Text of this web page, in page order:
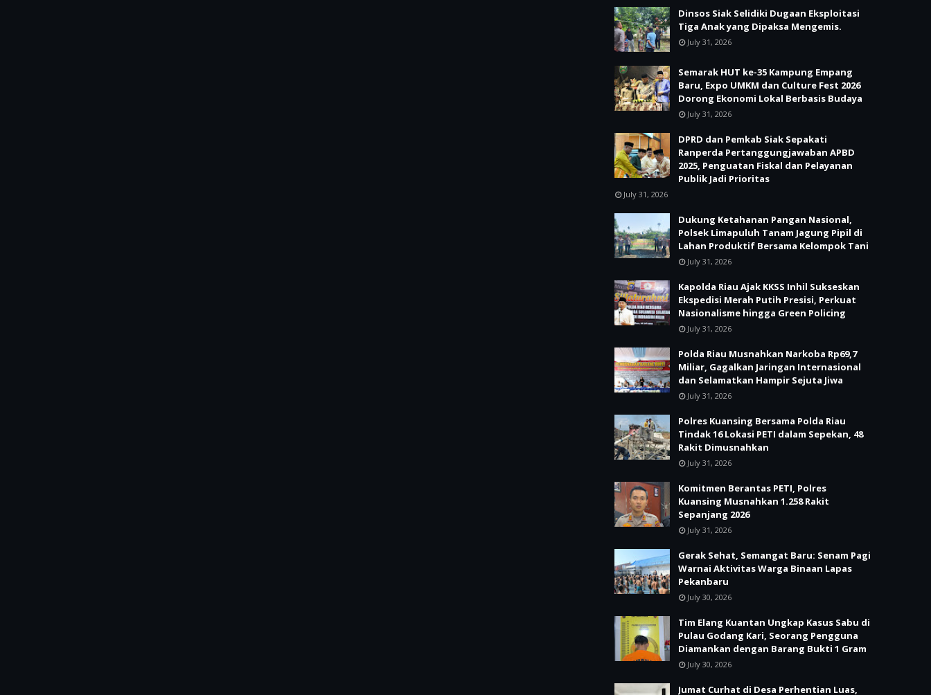
Dinsos Siak Selidiki Dugaan Eksploitasi
Tiga Anak yang Dipaksa Mengemis.
July 31, 2026
Semarak HUT ke-35 Kampung Empang
Baru, Expo UMKM dan Culture Fest 2026
Dorong Ekonomi Lokal Berbasis Budaya
July 31, 2026
DPRD dan Pemkab Siak Sepakati
Ranperda Pertanggungjawaban APBD
2025, Penguatan Fiskal dan Pelayanan
Publik Jadi Prioritas
July 31, 2026
Dukung Ketahanan Pangan Nasional,
Polsek Limapuluh Tanam Jagung Pipil di
Lahan Produktif Bersama Kelompok Tani
July 31, 2026
Kapolda Riau Ajak KKSS Inhil Sukseskan
Ekspedisi Merah Putih Presisi, Perkuat
Nasionalisme hingga Green Policing
July 31, 2026
Polda Riau Musnahkan Narkoba Rp69,7
Miliar, Gagalkan Jaringan Internasional
dan Selamatkan Hampir Sejuta Jiwa
July 31, 2026
Polres Kuansing Bersama Polda Riau
Tindak 16 Lokasi PETI dalam Sepekan, 48
Rakit Dimusnahkan
July 31, 2026
Komitmen Berantas PETI, Polres
Kuansing Musnahkan 1.258 Rakit
Sepanjang 2026
July 31, 2026
Gerak Sehat, Semangat Baru: Senam Pagi
Warnai Aktivitas Warga Binaan Lapas
Pekanbaru
July 30, 2026
Tim Elang Kuantan Ungkap Kasus Sabu di
Pulau Godang Kari, Seorang Pengguna
Diamankan dengan Barang Bukti 1 Gram
July 30, 2026
Jumat Curhat di Desa Perhentian Luas,